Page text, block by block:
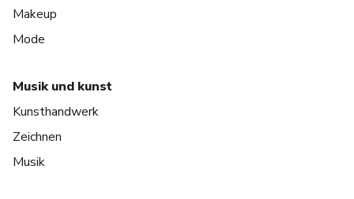
Makeup
Mode
Musik und kunst
Kunsthandwerk
Zeichnen
Musik